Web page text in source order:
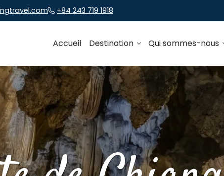
+84 243 719 1918
Accueil Destination Qui sommes-nous